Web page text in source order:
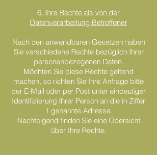
6. Ihre Rechte als von der
Datenverarbeitung Betroffener
Nach den anwendbaren Gesetzen haben
Sie verschiedene Rechte bezüglich Ihrer
personenbezogenen Daten.
Möchten Sie diese Rechte geltend
machen, so richten Sie Ihre Anfrage bitte
per E-Mail oder per Post unter eindeutiger
Identifizierung Ihrer Person an die in Ziffer
1 genannte Adresse.
Nachfolgend finden Sie eine Übersicht
über Ihre Rechte.